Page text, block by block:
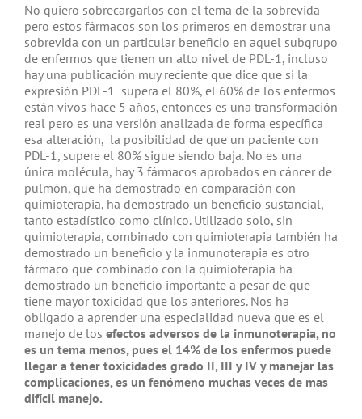
No quiero sobrecargarlos con el tema de la sobrevida
pero estos fármacos son los primeros en demostrar una
sobrevida con un particular beneficio en aquel subgrupo
de enfermos que tienen un alto nivel de PDL-1, incluso
hay una publicación muy reciente que dice que si la
expresión PDL-1 supera el 80%, el 60% de los enfermos
están vivos hace 5 años, entonces es una transformación
real pero es una versión analizada de forma específica
esa alteración, la posibilidad de que un paciente con
PDL-1, supere el 80% sigue siendo baja. No es una
única molécula, hay 3 fármacos aprobados en cáncer de
pulmón, que ha demostrado en comparación con
quimioterapia, ha demostrado un beneficio sustancial,
tanto estadístico como clínico. Utilizado solo, sin
quimioterapia, combinado con quimioterapia también ha
demostrado un beneficio y la inmunoterapia es otro
fármaco que combinado con la quimioterapia ha
demostrado un beneficio importante a pesar de que
tiene mayor toxicidad que los anteriores. Nos ha
obligado a aprender una especialidad nueva que es el
manejo de los efectos adversos de la inmunoterapia, no
es un tema menos, pues el 14% de los enfermos puede
llegar a tener toxicidades grado II, III y IV y manejar las
complicaciones, es un fenómeno muchas veces de mas
difícil manejo.